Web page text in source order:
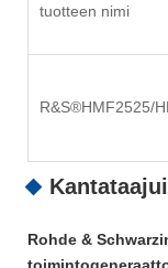
tuotteen nimi
R&S®HMF2525/
Rohde &